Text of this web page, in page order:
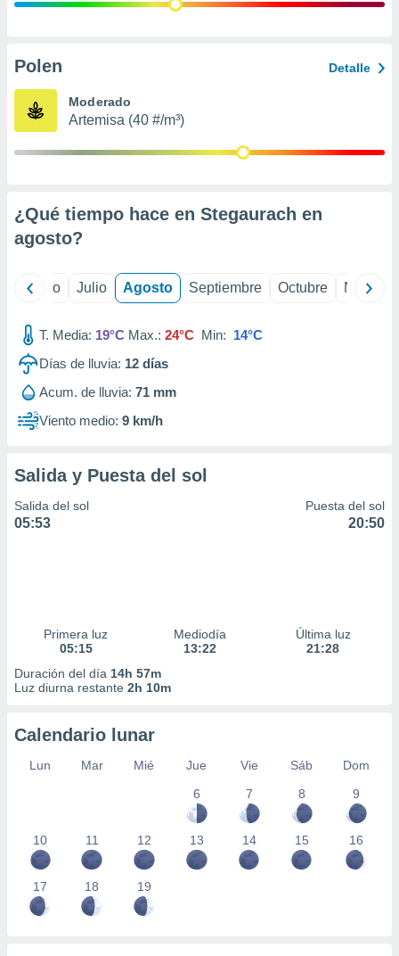
e
publicidad
Polen Detalle
Moderado
Artemisa (40 #/m³)
¿Qué tiempo hace en Stegaurach en
agosto?
Junio Julio Agosto Septiembre Octubre
T. Media: 19°C Max.: 24°C Min: 14°C
Días de lluvia: 12 días
Acum. de lluvia: 71 mm
Viento medio: 9 km/h
Salida y Puesta del sol
Salida del sol
05:53
Puesta del sol
20:50
Primera luz
05:15
Mediodía
13:22
Última luz
21:28
Duración del día 14h 57m
Luz diurna restante 2h 10m
Calendario lunar
Lun Mar Mié Jue Vie Sáb
Dom
6
7 8 9
10 11 12 13 14 15 16
17 18 19